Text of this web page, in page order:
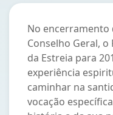
No encerramento
Conselho Geral,
da Estreia para
experiência
caminhar na
vocação